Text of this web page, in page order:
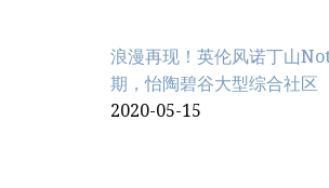
浪漫再现！英伦风诺丁山
期，怡陶碧谷大型综合社区
2020-05-15